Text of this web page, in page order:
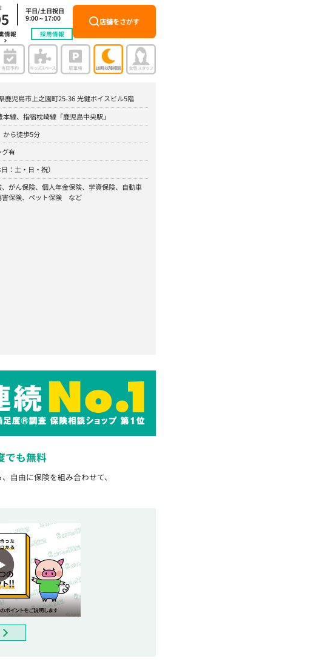
平日/土日祝日
9:00～17:00
情報 採用情報
店舗をさがす
鹿児島市上之園町25-36 光健ボイスビル5階
線、指宿枕崎線「鹿児島中央駅」
から徒歩5分
グ有
：土・日・祝）
がん保険、個人年金保険、学資保険、自動車
害保険、ペット保険 など
でも無料
自由に保険を組み合わせて、